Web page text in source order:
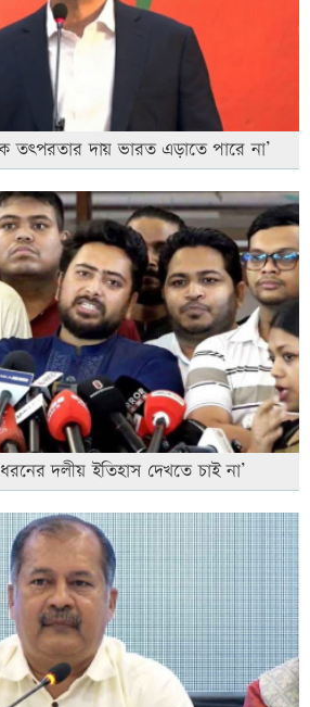
তৎপরতার দায় ভারত এড়াতে পারে না’
দলীয় ইতিহাস দেখতে চাই না’